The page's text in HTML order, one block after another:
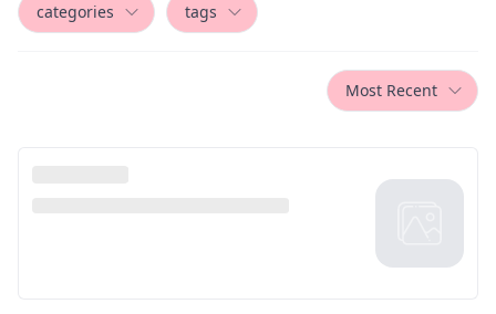
categories tags
Most Recent